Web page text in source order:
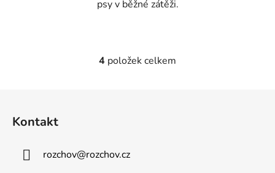
psy v běžné zátěži.
O
4 položek celkem
Kontakt
rozchov@rozchov.cz